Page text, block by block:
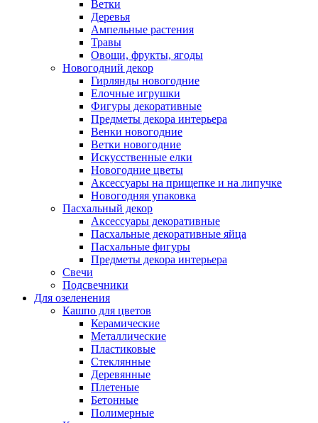
Ветки
Деревья
Ампельные растения
Травы
Овощи, фрукты, ягоды
Новогодний декор
Гирлянды новогодние
Елочные игрушки
Фигуры декоративные
Предметы декора интерьера
Венки новогодние
Ветки новогодние
Искусственные елки
Новогодние цветы
Аксессуары на прищепке и на липучке
Новогодняя упаковка
Пасхальный декор
Аксессуары декоративные
Пасхальные декоративные яйца
Пасхальные фигуры
Предметы декора интерьера
Свечи
Подсвечники
Для озеленения
Кашпо для цветов
Керамические
Металлические
Пластиковые
Стеклянные
Деревянные
Плетеные
Бетонные
Полимерные